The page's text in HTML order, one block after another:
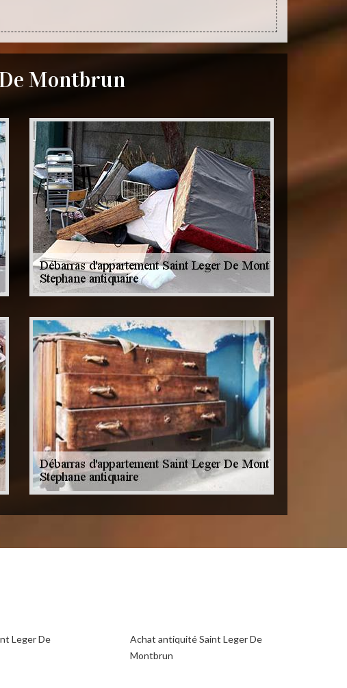
Montbrun
Leger De
Achat antiquité Saint Leger De
Montbrun